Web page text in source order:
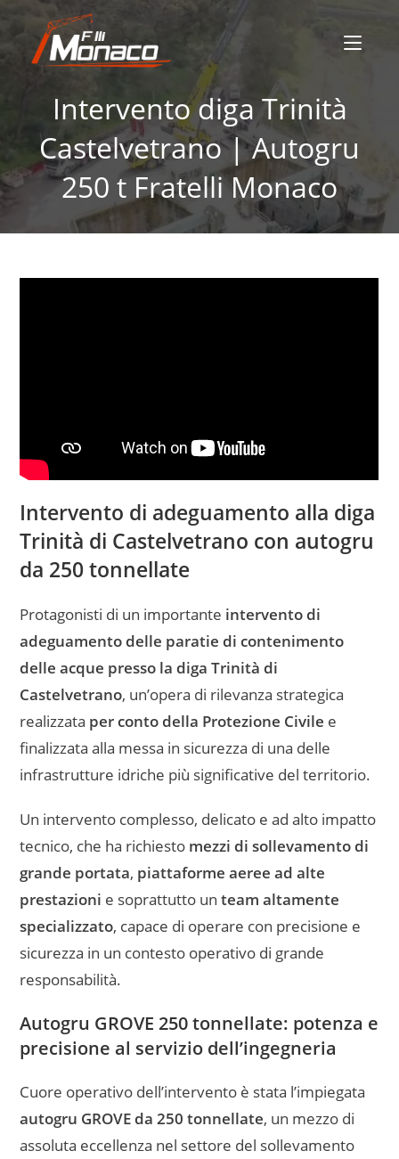
Intervento diga Trinità
Castelvetrano | Autogru
250 t Fratelli Monaco
Intervento di adeguamento alla diga
Trinità di Castelvetrano con autogru
da 250 tonnellate
Protagonisti di un importante intervento di
adeguamento delle paratie di contenimento
delle acque presso la diga Trinità di
Castelvetrano, un’opera di rilevanza strategica
realizzata per conto della Protezione Civile e
finalizzata alla messa in sicurezza di una delle
infrastrutture idriche più significative del territorio.
Un intervento complesso, delicato e ad alto impatto
tecnico, che ha richiesto mezzi di sollevamento di
grande portata, piattaforme aeree ad alte
prestazioni e soprattutto unteam altamente
specializzato, capace di operare con precisione e
sicurezza in un contesto operativo di grande
responsabilità.
Autogru GROVE 250 tonnellate: potenza e
precisione al servizio dell’ingegneria
Cuore operativo dell’intervento è stata l’impiegata
autogru GROVE da 250 tonnellate, un mezzo di
assoluta eccellenza nel settore del sollevamento